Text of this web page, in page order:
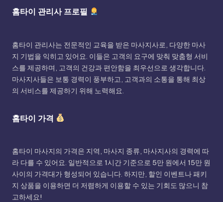
홈타이 관리사 프로필
홈타이 관리사는 전문적인 교육을 받은 마사지사로, 다양한 마사
지 기법을 익히고 있어요. 이들은 고객의 요구에 맞춰 맞춤형 서비
스를 제공하며, 고객의 건강과 편안함을 최우선으로 생각합니다.
마사지사들은 보통 경력이 풍부하고, 고객과의 소통을 통해 최상
의 서비스를 제공하기 위해 노력해요.
홈타이 가격
홈타이 마사지의 가격은 지역, 마사지 종류, 마사지사의 경력에 따
라 다를 수 있어요. 일반적으로 1시간 기준으로 5만 원에서 15만 원
사이의 가격대가 형성되어 있습니다. 하지만, 할인 이벤트나 패키
지 상품을 이용하면 더 저렴하게 이용할 수 있는 기회도 많으니 참
고하세요!